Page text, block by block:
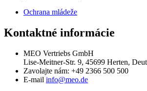
Ochrana mládeže
Kontaktné informácie
MEO Vertriebs GmbH
Lise-Meitner-Str. 9, 45699 Herten,
Zavolajte nám: +49 2366 500 500
E-mail info@meo.de